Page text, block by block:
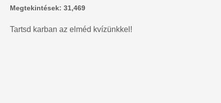
Megtekintések: 31,469
Tartsd karban az elméd kvízünkkel!